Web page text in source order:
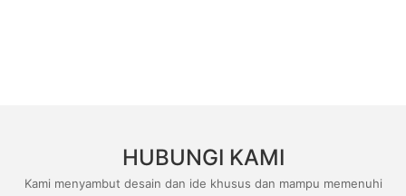
HUBUNGI KAMI
Kami menyambut desain dan ide khusus dan mampu memenuhi